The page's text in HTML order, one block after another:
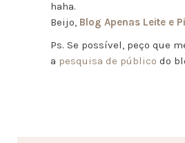
haha.
Beijo, Blog Apenas Leite e
Ps. Se possível, peço que
a pesquisa de público do